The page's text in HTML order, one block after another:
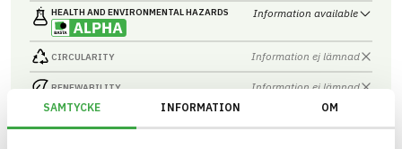
SAMTYCKE INFORMATION OM
HEALTH AND ENVIRONMENTAL HAZARDS Information available
CIRCULARITY Information ej lämnad
RENEWABILITY Information ej lämnad